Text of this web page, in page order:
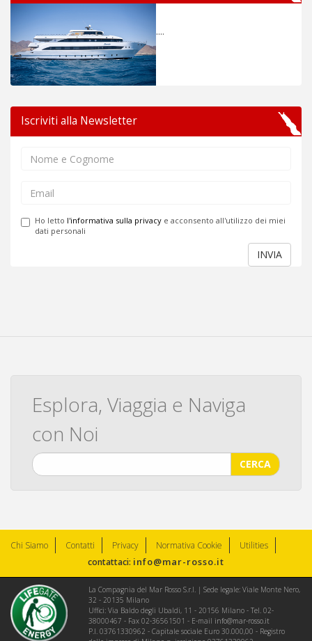
....
Iscriviti alla Newsletter
Ho letto l'informativa sulla privacy e acconsento all'utilizzo dei miei
dati personali
INVIA
Esplora, Viaggia e Naviga
con Noi
CERCA
Chi Siamo Contatti Privacy Normativa Cookie
Utilities
contattaci: info@mar-rosso.it
La Compagnia del Mar Rosso S.r.l. | Sede legale: Viale Monte Nero,
32 - 20135 Milano
Uffici: Via Baldo degli Ubaldi, 11 - 20156 Milano - Tel. 02-
38000467 - Fax 02-36561501 - E-mail info@mar-rosso.it
P.I. 03761330962 - Capitale sociale Euro 30.000,00 - Registro